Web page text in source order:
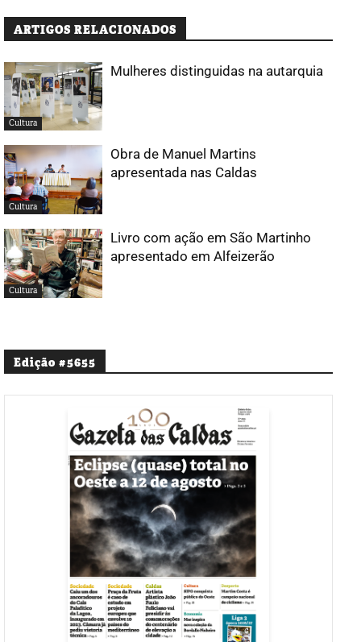
ARTIGOS RELACIONADOS
Cultura
Mulheres distinguidas na autarquia
Cultura
Obra de Manuel Martins
apresentada nas Caldas
Cultura
Livro com ação em São Martinho
apresentado em Alfeizerão
Edição #5655